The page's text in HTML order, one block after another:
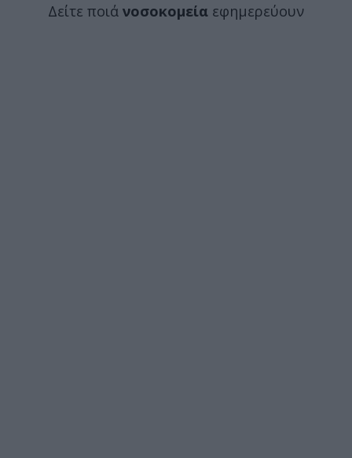
Δείτε ποιά νοσοκομεία εφημερεύουν